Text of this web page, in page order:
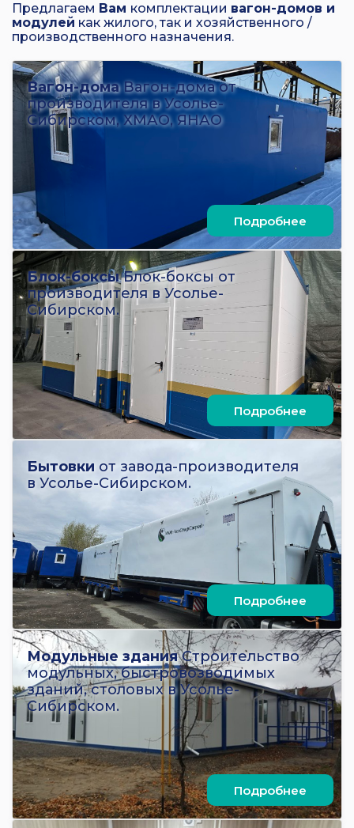
Предлагаем Вам комплектации вагон-домов и
модулей как жилого, так и хозяйственного /
производственного назначения.
Вагон-домаВагон-дома от
производителя в Усолье-
Сибирском, ХМАО, ЯНАО
Подробнее
Блок-боксыБлок-боксы от
производителя в Усолье-
Сибирском.
Подробнее
Бытовки от завода-производителя
в Усолье-Сибирском.
Подробнее
Модульные зданияСтроительство
модульных, быстровозводимых
зданий, столовых в Усолье-
Сибирском.
Подробнее